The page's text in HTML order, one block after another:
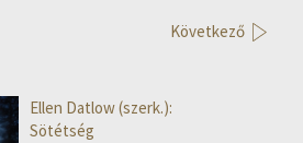
Következő
Ellen Datlow (szerk.):
Sötétség